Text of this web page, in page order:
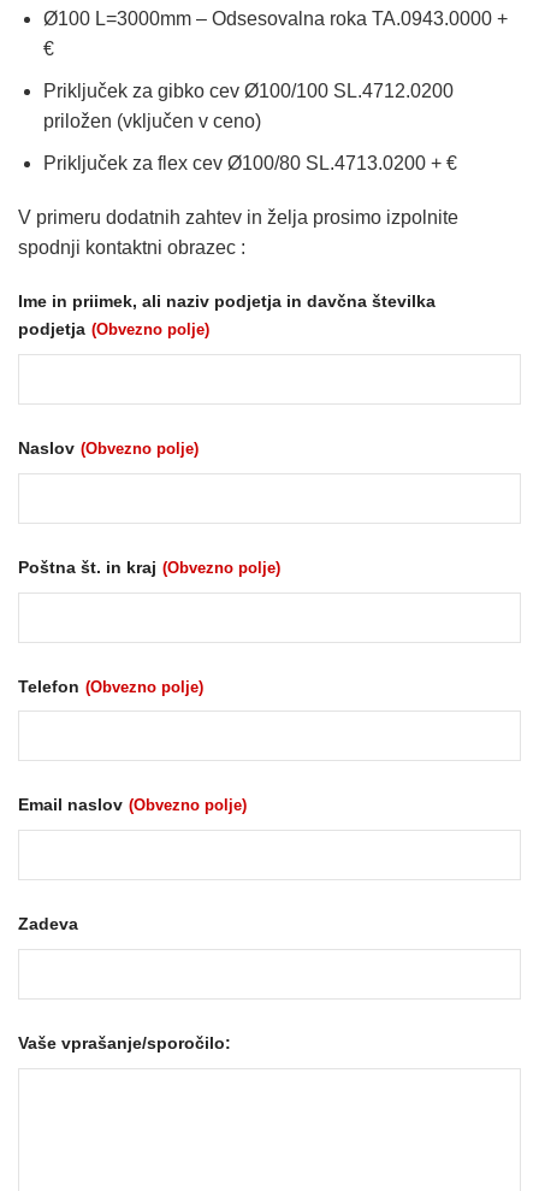
Ø100 L=3000mm – Odsesovalna roka TA.0943.0000 +
€
Priključek za gibko cev Ø100/100 SL.4712.0200
priložen (vključen v ceno)
Priključek za flex cev Ø100/80 SL.4713.0200 + €
V primeru dodatnih zahtev in želja prosimo izpolnite
spodnji kontaktni obrazec :
Ime in priimek, ali naziv podjetja in davčna številka
podjetja (Obvezno polje)
Naslov (Obvezno polje)
Poštna št. in kraj (Obvezno polje)
Telefon (Obvezno polje)
Email naslov (Obvezno polje)
Zadeva
Vaše vprašanje/sporočilo: